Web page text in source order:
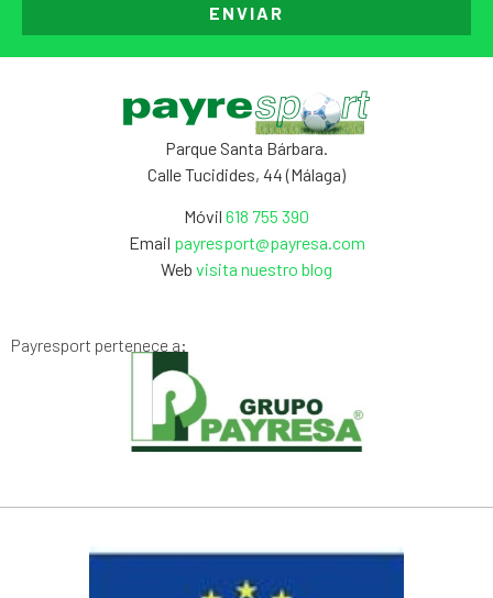
ENVIAR
Parque Santa Bárbara.
Calle Tucidides, 44 (Málaga)
Móvil 618 755 390
Email payresport@payresa.com
Web visita nuestro blog
Payresport pertenece a: